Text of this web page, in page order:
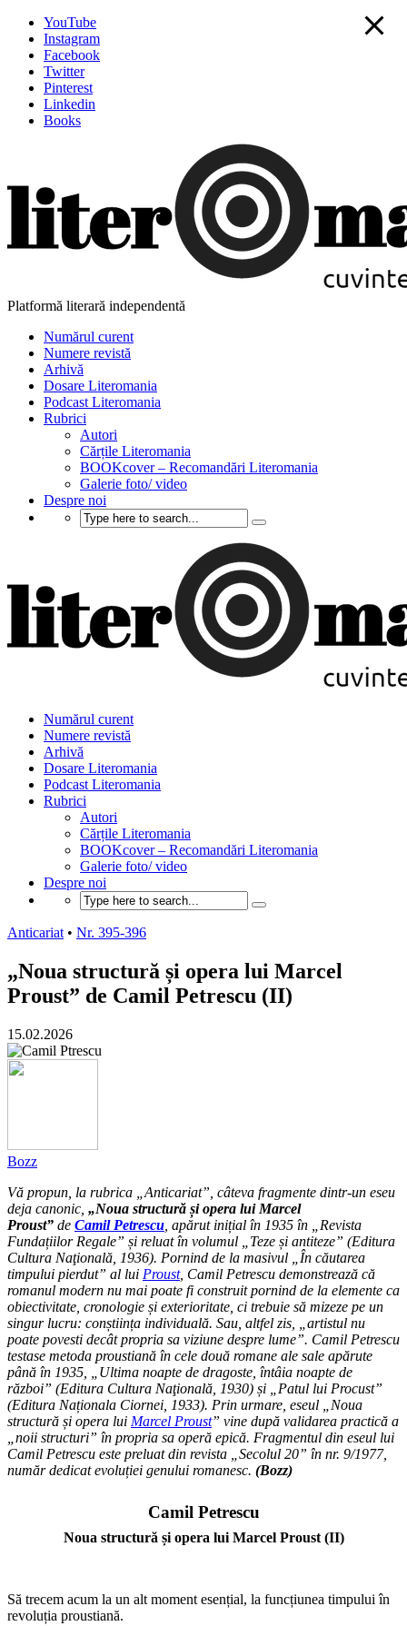
YouTube
Instagram
Facebook
Twitter
Pinterest
Linkedin
Books
Platformă literară independentă
Numărul curent
Numere revistă
Arhivă
Dosare Literomania
Podcast Literomania
Rubrici
Autori
Cărțile Literomania
BOOKcover – Recomandări Literomania
Galerie foto/ video
Despre noi
Numărul curent
Numere revistă
Arhivă
Dosare Literomania
Podcast Literomania
Rubrici
Autori
Cărțile Literomania
BOOKcover – Recomandări Literomania
Galerie foto/ video
Despre noi
Anticariat • Nr. 395-396
„Noua structură și opera lui Marcel
Proust” de Camil Petrescu (II)
15.02.2026
Bozz
Vă propun, la rubrica „Anticariat”, câteva fragmente dintr-un eseu
deja canonic, „Noua structură și opera lui Marcel
Proust” de Camil Petrescu , apărut inițial în 1935 în „Revista
Fundațiilor Regale” și reluat în volumul „Teze și antiteze” (Editura
Cultura Naţională, 1936). Pornind de la masivul „În căutarea
timpului pierdut” al lui Proust, Camil Petrescu demonstrează că
romanul modern nu mai poate fi construit pornind de la elemente ca
obiectivitate, cronologie și exterioritate, ci trebuie să mizeze pe un
singur lucru: conștiința individuală. Sau, altfel zis, „artistul nu
poate povesti decât propria sa viziune despre lume”. Camil Petrescu
testase metoda proustiană în cele două romane ale sale apărute
până în 1935, „Ultima noapte de dragoste, întâia noapte de
război” (Editura Cultura Naţională, 1930) și „Patul lui Procust”
(Editura Naționala Ciornei, 1933). Prin urmare, eseul „Noua
structură și opera lui Marcel Proust” vine după validarea practică a
„noii structuri” în propria sa operă epică. Fragmentul din eseul lui
Camil Petrescu este preluat din revista „Secolul 20” în nr. 9/1977,
număr dedicat evoluției genului romanesc. (Bozz)
Camil Petrescu
Noua structură și opera lui Marcel Proust (II)
Să trecem acum la un alt moment esențial, la funcțiunea timpului în
revoluția proustiană.